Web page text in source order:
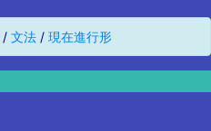
/ 文法 / 現在進行形